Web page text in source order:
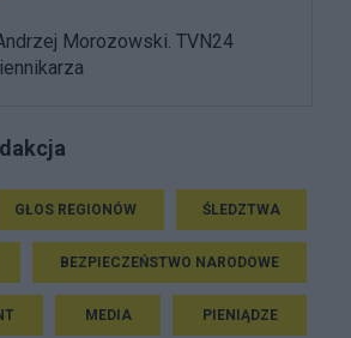
Morozowski. TVN24
GŁOS REGIONÓW ŚLEDZTWA
BEZPIECZEŃSTWO NARODOWE
MEDIA PIENIĄDZE